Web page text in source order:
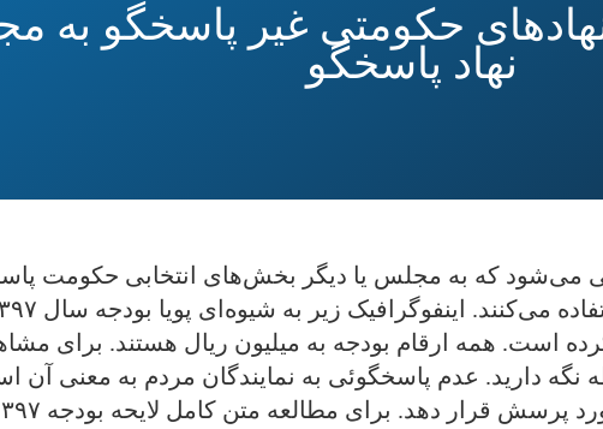
حکومتی غیر پاسخگو به
نهاد پاسخگو
می‌شود که به مجلس یا دیگر بخش‌های انتخابی حکومت
است. همه ارقام بودجه به میلیون ریال هستند. برای
نگه دارید. عدم پاسخگوئی به نمایندگان مردم به معنی
قرار دهد. برای مطالعه متن کامل لایحه بودجه ۱۳۹۷ به این